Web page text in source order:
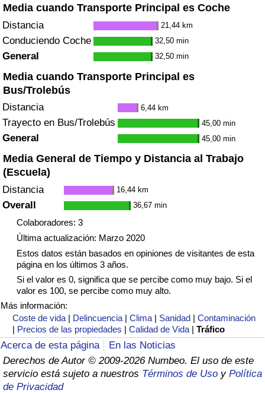
Media cuando Transporte Principal es Coche
Distancia 21,44 km
Conduciendo Coche 32,50 min
General 32,50 min
Media cuando Transporte Principal es
Bus/Trolebús
Distancia 6,44 km
Trayecto en Bus/Trolebús 45,00 min
General 45,00 min
Media General de Tiempo y Distancia al Trabajo
(Escuela)
Distancia 16,44 km
Overall 36,67 min
Colaboradores: 3
Última actualización: Marzo 2020
Estos datos están basados en opiniones de visitantes de esta
página en los últimos 3 años.
Si el valor es 0, significa que se percibe como muy bajo. Si el
valor es 100, se percibe como muy alto.
Más información:
Coste de vida | Delincuencia |Clima | Sanidad |Contaminación
| Precios de las propiedades |Calidad de Vida |Tráfico
Acerca de esta página
En las Noticias
Derechos de Autor © 2009-2026 Numbeo. El uso de este
servicio está sujeto a nuestros Términos de Uso y Política
de Privacidad
Índice de Contaminación (Actual)
Índice de contaminación
Índice de Contaminación por País
Tráfico
Índice de Tráfico
Índice de Tráfico (Actual)
Índice de Tráfico por País